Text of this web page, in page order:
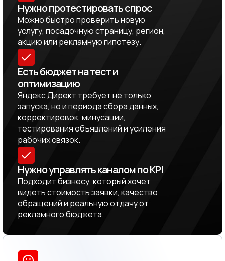
Нужно протестировать спрос
Можно быстро проверить новую
услугу, посадочную страницу, регион,
акцию или рекламную гипотезу.
Есть бюджет на тест и
оптимизацию
Яндекс Директ требует не только
запуска, но и периода сбора данных,
корректировок, минусации,
тестирования объявлений и усиления
рабочих связок.
Нужно управлять каналом по KPI
Подходит бизнесу, который хочет
видеть стоимость заявки, качество
обращений и реальную отдачу от
рекламного бюджета.